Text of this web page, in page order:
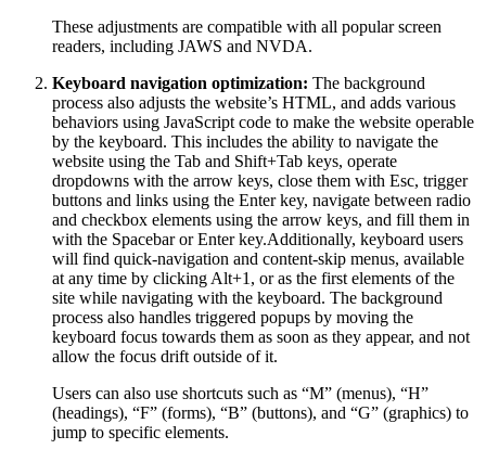
These adjustments are compatible with all popular screen
readers, including JAWS and NVDA.
Keyboard navigation optimization: The background
process also adjusts the website’s HTML, and adds various
behaviors using JavaScript code to make the website operable
by the keyboard. This includes the ability to navigate the
website using the Tab and Shift+Tab keys, operate
dropdowns with the arrow keys, close them with Esc, trigger
buttons and links using the Enter key, navigate between radio
and checkbox elements using the arrow keys, and fill them in
with the Spacebar or Enter key.Additionally, keyboard users
will find quick-navigation and content-skip menus, available
at any time by clicking Alt+1, or as the first elements of the
site while navigating with the keyboard. The background
process also handles triggered popups by moving the
keyboard focus towards them as soon as they appear, and not
allow the focus drift outside of it.
Users can also use shortcuts such as “M” (menus), “H”
(headings), “F” (forms), “B” (buttons), and “G” (graphics) to
jump to specific elements.